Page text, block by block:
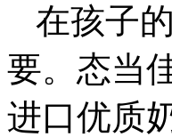
在孩子
要。态当
进口优质